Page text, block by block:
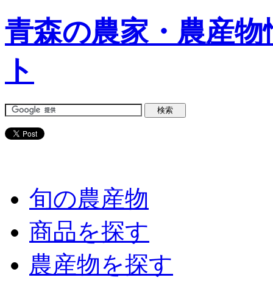
青森の農家・農産
ト
旬の農産物
商品を探す
農産物を探す